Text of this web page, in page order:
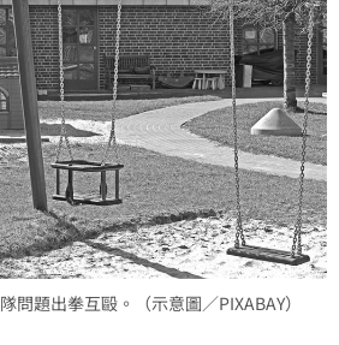
問題出拳互毆。（示意圖／PIXABAY）